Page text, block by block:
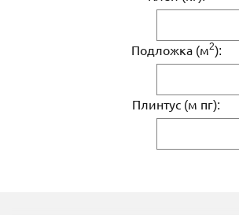
Подложка (м2):
Плинтус (м пг):